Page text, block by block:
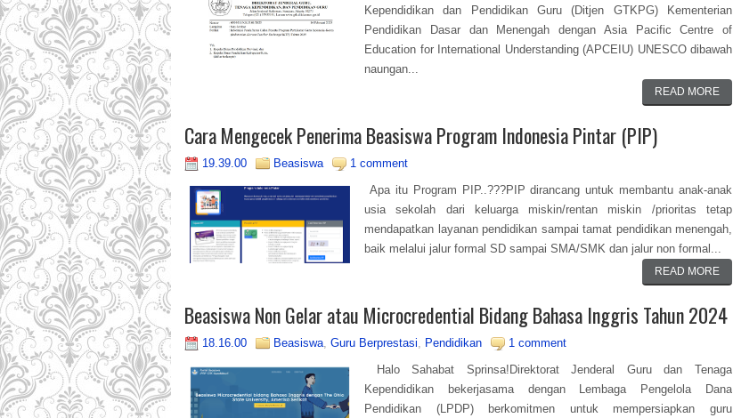
Kependidikan dan Pendidikan Guru (Ditjen GTKPG) Kementerian
Pendidikan Dasar dan Menengah dengan Asia Pacific Centre of
Education for International Understanding (APCEIU) UNESCO dibawah
naungan...
READ MORE
Cara Mengecek Penerima Beasiswa Program Indonesia Pintar (PIP)
19.39.00 Beasiswa
1 comment
Apa itu Program PIP..???PIP dirancang untuk membantu anak-anak
usia sekolah dari keluarga miskin/rentan miskin /prioritas tetap
mendapatkan layanan pendidikan sampai tamat pendidikan menengah,
baik melalui jalur formal SD sampai SMA/SMK dan jalur non formal...
READ MORE
Beasiswa Non Gelar atau Microcredential Bidang Bahasa Inggris Tahun 2024
18.16.00 Beasiswa Guru Berprestasi Pendidikan
1 comment
Halo Sahabat Sprinsa!Direktorat Jenderal Guru dan Tenaga
Kependidikan bekerjasama dengan Lembaga Pengelola Dana
Pendidikan (LPDP) berkomitmen untuk mempersiapkan guru